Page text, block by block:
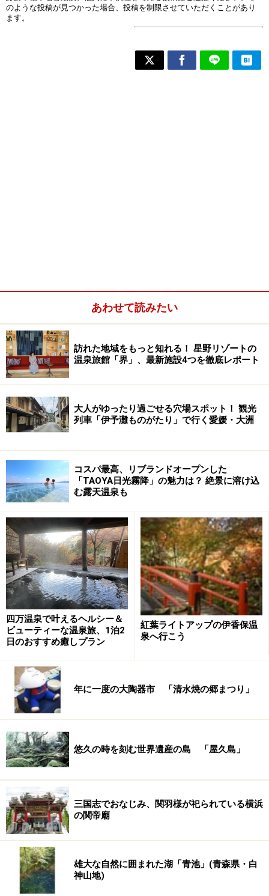
あわせて読みたい
訪れた地域をもっと知れる！ 星野リゾートの
温泉旅館「界」、最新施設4つを徹底レポート
大人がゆったり過ごせる穴場スポット！ 観光
列車「伊予灘ものがたり」で行く愛媛・大洲
コスパ最高、リブランドオープンした
「TAOYA日光霧降」の魅力は？ 絶景に溶け込
む露天温泉も
四万温泉で叶えるヘルシー＆
ビューティーな温泉旅、1泊2
日のおすすめ癒しプラン
紅葉ライトアップの伊香保温
泉へ行こう
年に一度の大陶器市 「清水焼の郷まつり」
悠久の時を刻む世界遺産の島 「屋久島」
三国志でおなじみ、関羽様が祀られている横浜
の関帝廟
雄大な自然に囲まれた湖「青池」(青森県・白
神山地)